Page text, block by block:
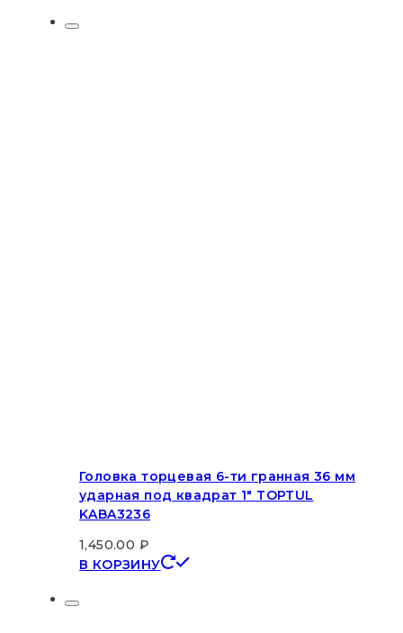
Головка торцевая 6-ти гранная 36 мм
ударная под квадрат 1″ TOPTUL
KABA3236
1,450.00 ₽
В КОРЗИНУ